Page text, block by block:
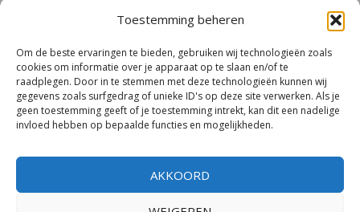
Toestemming beheren
Om de beste ervaringen te bieden, gebruiken wij technologieën zoals
cookies om informatie over je apparaat op te slaan en/of te
raadplegen. Door in te stemmen met deze technologieën kunnen wij
gegevens zoals surfgedrag of unieke ID's op deze site verwerken. Als je
geen toestemming geeft of je toestemming intrekt, kan dit een nadelige
invloed hebben op bepaalde functies en mogelijkheden.
AKKOORD
Due Diligence Spaans vastgoed
Emigreren naar Spanje Expert Call | Illegaal bouwen
door Mirjam van Riet (jan 2026)
Illegale bouw Spanje